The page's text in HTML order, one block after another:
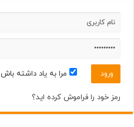
مرداد ۲۰
سه‌شنبه
مرداد ۲۱
مرداد ۲۲
پنجشنبه
مرا به یاد داشته باش
رمز خود را فراموش کرده اید؟